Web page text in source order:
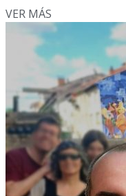
VER MÁS